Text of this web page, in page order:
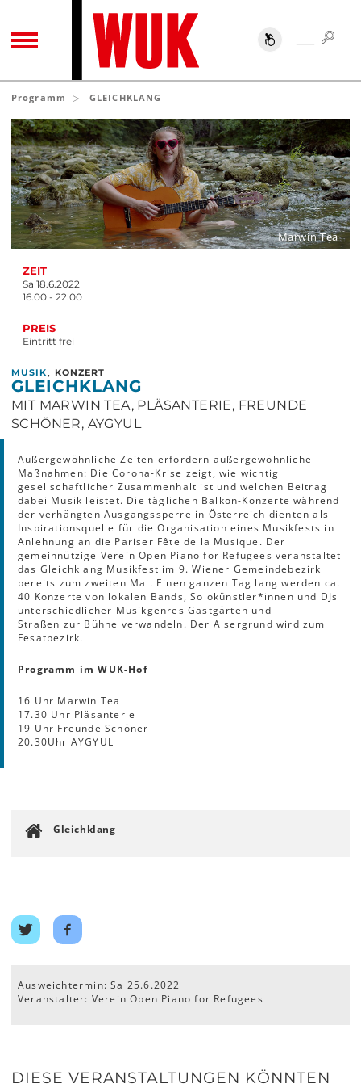
TOGGLE NAVIGATION SUCHE
Programm GLEICHKLANG
ZEIT
Sa 18.6.2022
16.00 - 22.00
PREIS
Eintritt frei
Marwin Tea
MUSIK , KONZERT
GLEICHKLANG
MIT MARWIN TEA, PLÄSANTERIE, FREUNDE
SCHÖNER, AYGYUL
Außergewöhnliche Zeiten erfordern außergewöhnliche
Maßnahmen: Die Corona-Krise zeigt, wie wichtig
gesellschaftlicher Zusammenhalt ist und welchen Beitrag
dabei Musik leistet. Die täglichen Balkon-Konzerte während
der verhängten Ausgangssperre in Österreich dienten als
Inspirationsquelle für die Organisation eines Musikfests in
Anlehnung an die Pariser Fête de la Musique. Der
gemeinnützige Verein Open Piano for Refugees veranstaltet
das Gleichklang Musikfest im 9. Wiener Gemeindebezirk
bereits zum zweiten Mal. Einen ganzen Tag lang werden ca.
40 Konzerte von lokalen Bands, Solokünstler*innen und DJs
unterschiedlicher Musikgenres Gastgärten und
Straßen zur Bühne verwandeln. Der Alsergrund wird zum
Fesatbezirk.
Programm im WUK-Hof
16 Uhr Marwin Tea
17.30 Uhr Pläsanterie
19 Uhr Freunde Schöner
20.30Uhr AYGYUL
Gleichklang
Auf
Twitter
Auf
Facebook
Ausweichtermin: Sa 25.6.2022
Veranstalter: Verein Open Piano for Refugees
DIESE VERANSTALTUNGEN KÖNNTEN